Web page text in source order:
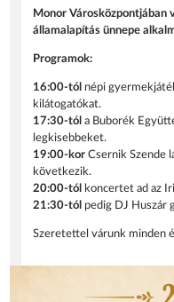
Monor Városközpontjában
államalapítás ünnepe
Programok:
16:00-tól népi
kilátogatókat.
17:30-tól a Buborék
legkisebbeket.
19:00-korCsernik Szende
következik.
20:00-tól
koncertet ad az
21:30-tól pedig DJ Huszár
Szeretettel várunk minden